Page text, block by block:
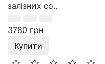
залізних со..
3780 грн
Купити